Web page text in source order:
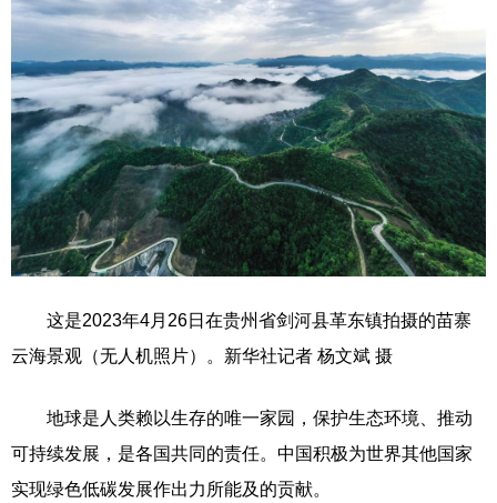
这是2023年4月26日在贵州省剑河县革东镇拍摄的苗寨
云海景观（无人机照片）。新华社记者 杨文斌 摄
地球是人类赖以生存的唯一家园，保护生态环境、推动
可持续发展，是各国共同的责任。中国积极为世界其他国家
实现绿色低碳发展作出力所能及的贡献。